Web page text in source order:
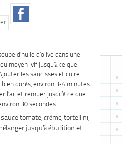
d’huile d’olive dans une
moyen-vif jusqu’à ce que
les saucisses et cuire
bien dorés, environ 3-4 minutes
l’ail et remuer jusqu’à ce que
30 secondes.
tomate, crème, tortellini,
jusqu’à ébullition et